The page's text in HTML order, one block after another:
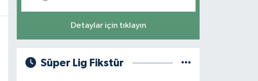
Detaylar için tıklayın
Süper Lig Fikstür